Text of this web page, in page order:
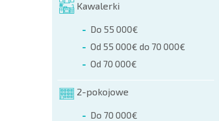
Kawalerki
Do 55 000€
Od 55 000€ do 70 000€
Od 70 000€
2-pokojowe
Do 70 000€